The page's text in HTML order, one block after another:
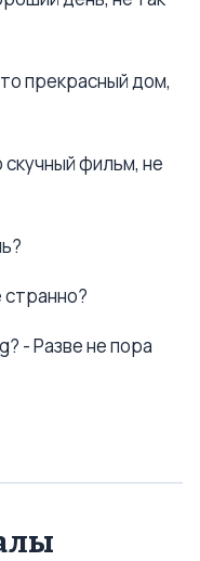
прекрасный дом,
скучный фильм, не
странно?
- Разве не пора